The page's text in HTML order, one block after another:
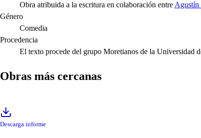
Obra atribuida a la escritura en colaboración entre Agustín
Género
Comedia
Procedencia
El texto procede del grupo Moretianos de la Universidad
Obras más cercanas
Descarga informe